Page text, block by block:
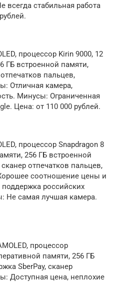
всегда стабильная работа
процессор Kirin 9000, 12
ГБ встроенной памяти,
пальцев,
Отличная камера,
Минусы: Ограниченная
Цена: от 110 000 рублей.
процессор Snapdragon 8
256 ГБ встроенной
отпечатков пальцев,
соотношение цены и
поддержка российских
Не самая лучшая камера.
процессор
памяти, 256 ГБ
SberPay, сканер
Доступная цена, неплохие